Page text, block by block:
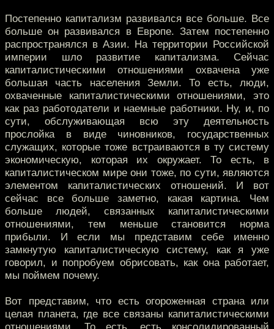
Постепенно капитализм развивался все больше. Все
больше он развивался в Европе. Затем постепенно
распространялся в Азии. На территории Российской
империи шло развитие капитализма. Сейчас
капиталистическими отношениями охвачена уже
большая часть населения Земли. То есть, люди,
охваченные капиталистическими отношениями, это
как раз работодатели и наемные работники. Ну, и, по
сути, обслуживающая всю эту деятельность
прослойка в виде чиновников, государственных
служащих, которые тоже встраиваются в ту систему
экономическую, которая их окружает. То есть, в
капиталистическом мире они тоже, по сути, являются
элементом капиталистических отношений. И вот
сейчас все больше заметно, какая картина. Чем
больше людей, связанных капиталистическими
отношениями, тем меньше становится норма
прибыли. И если мы представим себе именно
замкнутую капиталистическую систему, как я уже
говорил, и попробуем обрисовать, как она работает,
мы поймем почему.
Вот представим, что есть огороженная страна или
целая планета, где все связаны капиталистическими